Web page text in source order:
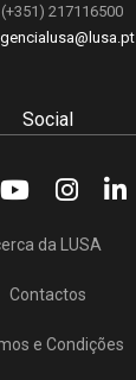
(+351) 217116500
Social
da LUSA
Contactos
e Condições